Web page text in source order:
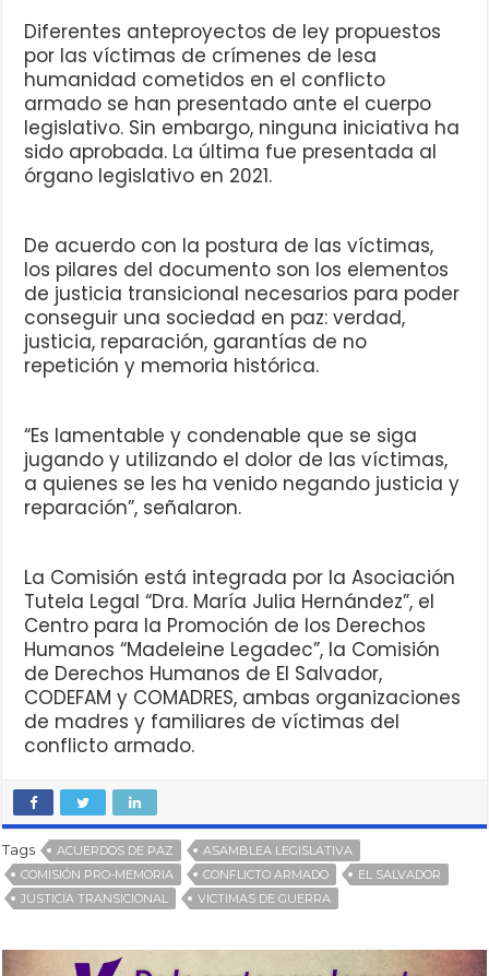
Diferentes anteproyectos de ley propuestos
por las víctimas de crímenes de lesa
humanidad cometidos en el conflicto
armado se han presentado ante el cuerpo
legislativo. Sin embargo, ninguna iniciativa ha
sido aprobada. La última fue presentada al
órgano legislativo en 2021.
De acuerdo con la postura de las víctimas,
los pilares del documento son los elementos
de justicia transicional necesarios para poder
conseguir una sociedad en paz: verdad,
justicia, reparación, garantías de no
repetición y memoria histórica.
“Es lamentable y condenable que se siga
jugando y utilizando el dolor de las víctimas,
a quienes se les ha venido negando justicia y
reparación”, señalaron.
La Comisión está integrada por la Asociación
Tutela Legal “Dra. María Julia Hernández”, el
Centro para la Promoción de los Derechos
Humanos “Madeleine Legadec”, la Comisión
de Derechos Humanos de El Salvador,
CODEFAM y COMADRES, ambas organizaciones
de madres y familiares de víctimas del
conflicto armado.
Tags ACUERDOS DE PAZ
ASAMBLEA LEGISLATIVA
COMISIÓN PRO-MEMORIA
CONFLICTO ARMADO
EL SALVADOR
JUSTICIA TRANSICIONAL
VICTIMAS DE GUERRA